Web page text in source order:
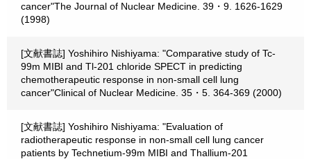
cancer"The Journal of Nuclear Medicine. 39・9. 1626-1629
(1998)
[文献書誌] Yoshihiro Nishiyama: "Comparative study of Tc-
99m MIBI and Tl-201 chloride SPECT in predicting
chemotherapeutic response in non-small cell lung
cancer"Clinical of Nuclear Medicine. 35・5. 364-369 (2000)
[文献書誌] Yoshihiro Nishiyama: "Evaluation of
radiotherapeutic response in non-small cell lung cancer
patients by Technetium-99m MIBI and Thallium-201